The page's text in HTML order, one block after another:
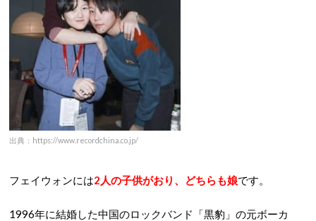
出典：https://www.recordchina.co.jp/
フェイウォンには2人の子供がおり、どちらも娘です。
1996年に結婚した中国のロックバンド「黒豹」の元ボーカ